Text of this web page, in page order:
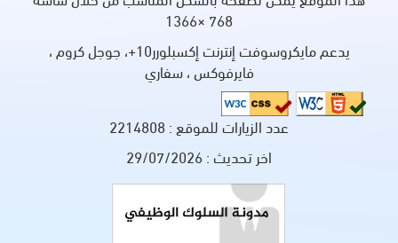
768 ×1366
يدعم مايكروسوفت إنترنت إكسبلورر10+، جوجل كروم ،
فايرفوكس ، سفاري
عدد الزيارات للموقع : 2214808
اخر تحديث : 29/07/2026